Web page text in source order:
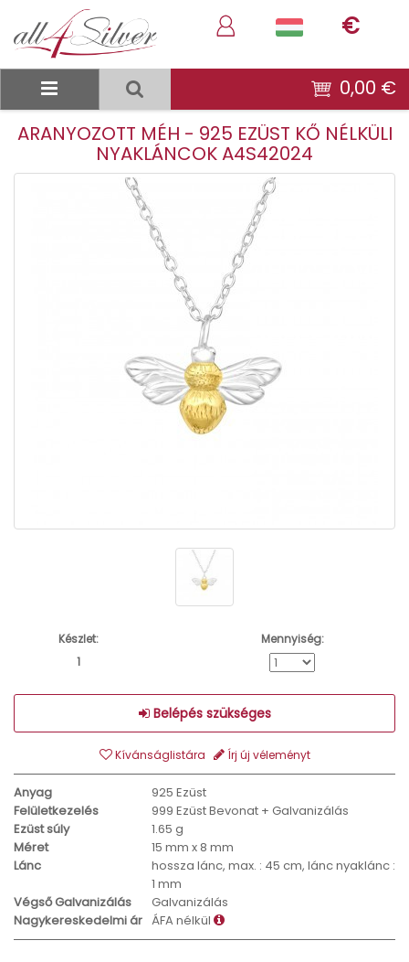
€
0,00 €
ARANYOZOTT MÉH - 925 EZÜST KŐ NÉLKÜLI
NYAKLÁNCOK A4S42024
Készlet:
1
Mennyiség:
Belépés szükséges
Kívánságlistára Írj új véleményt
Anyag
925 Ezüst
Felületkezelés
999 Ezüst Bevonat + Galvanizálás
Ezüst súly
1.65 g
Méret
15 mm x 8 mm
Lánc
hossza lánc, max. : 45 cm, lánc nyaklánc :
1 mm
Végső Galvanizálás
Galvanizálás
Nagykereskedelmi ár ÁFA nélkül